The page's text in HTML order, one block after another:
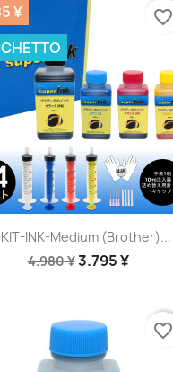
INK-Medium (Brother)...
4.980 ¥3.795 ¥
¥
favorite_border
favorite_border